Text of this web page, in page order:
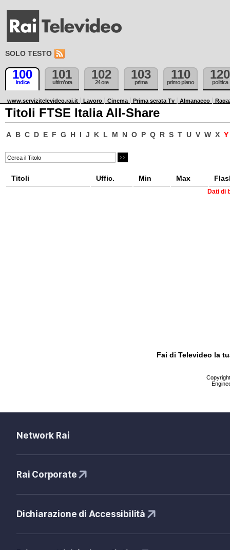
SOLO TESTO
100
indice
101
ultim'ora
102
24 ore
103
prima
110
primo piano
120
politica
www.servizitelevideo.rai.it Lavoro Cinema Prima serata Tv Almanacco
Titoli FTSE Italia All-Share
A B C D E F G H I J K L M N O P Q R S T U V W X Y
Titoli Uffic. Min Max
Dati di
Fai di Televideo la